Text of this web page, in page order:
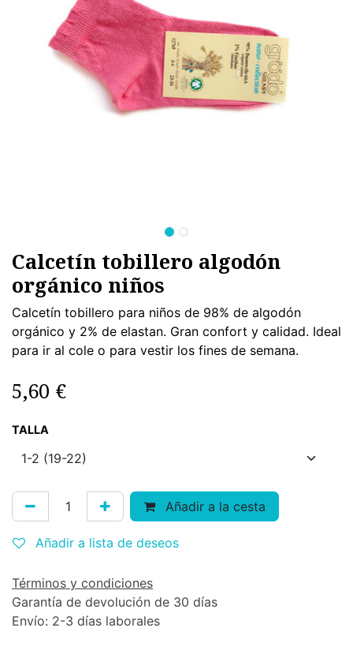
Calcetín tobillero algodón
orgánico niños
Calcetín tobillero para niños de 98% de algodón
orgánico y 2% de elastan. Gran confort y calidad. Ideal
para ir al cole o para vestir los fines de semana.
5,60 €
TALLA
Añadir a la cesta
Añadir a lista de deseos
Términos y condiciones
Garantía de devolución de 30 días
Envío: 2-3 días laborales